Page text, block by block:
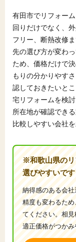
有田市でリフォー
回りだけでなく、
フリー、断熱改修
先の選び方が変わ
ため、価格だけで
もりの分かりやす
認しておきたいと
宅リフォームを検
所在地が確認でき
比較しやすい会社
※和歌山県のリ
選びやすいです
納得感のある会
精度も変わるた
てください。相
適正価格がつか